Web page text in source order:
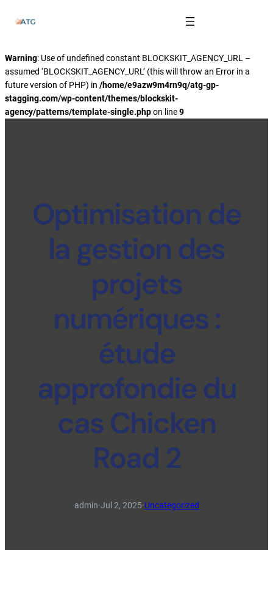
Carbohydrate Mouth Rinse -
https://pubmed.ncbi.nlm.nih.gov/
Journal ISSN -https://jissn.biomedcentral.com/
Best website for selling pharmaceuticals -https://
Exercise Physiology -https://en.wikipedia.org/wiki/Exercise_physiology
Warning: Use of undefined constant BLOCKSKIT_AGENCY_URL –
assumed ‘BLOCKSKIT_AGENCY_URL’ (this will throw an Error in a
future version of PHP) in /home/e9azw9m4rn9q/atg-gp-
stagging.com/wp-content/themes/blockskit-
agency/patterns/template-single.phpon line9
Optimisation de
la gestion des
projets
numériques :
étude
approfondie du
cas Chicken
Road 2
admin·Jul 2, 2025·Uncategorized